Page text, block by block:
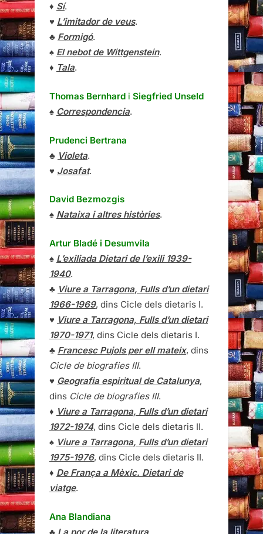
♦ Sí.
♥ L’imitador de veus.
♣ Formigó.
♠ El nebot de Wittgenstein.
♦ Tala.
Thomas Bernhard i Siegfried Unseld
♠ Correspondencia.
Prudenci Bertrana
♣ Violeta.
♥ Josafat.
David Bezmozgis
♠ Nataixa i altres històries.
Artur Bladé i Desumvila
♠ L’exiliada Dietari de l’exili 1939-
1940.
♣ Viure a Tarragona, Fulls d’un dietari
1966-1969, dins Cicle dels dietaris I.
♥ Viure a Tarragona, Fulls d’un dietari
1970-1971, dins Cicle dels dietaris I.
♣ Francesc Pujols per ell mateix, dins
Cicle de biografies III.
♥ Geografia espiritual de Catalunya,
dins Cicle de biografies III.
♦ Viure a Tarragona, Fulls d’un dietari
1972-1974, dins Cicle dels dietaris II.
♠ Viure a Tarragona, Fulls d’un dietari
1975-1976, dins Cicle dels dietaris II.
♦ De França a Mèxic. Dietari de
viatge.
Ana Blandiana